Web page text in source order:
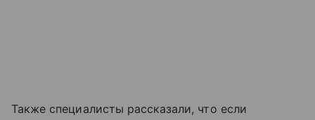
Также специалисты рассказали, что если